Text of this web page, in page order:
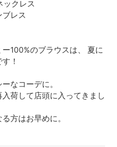
ックレス
レス
100%のブラウスは、 夏に
！
なコーデに。
荷して店頭に入ってきまし
方はお早めに。